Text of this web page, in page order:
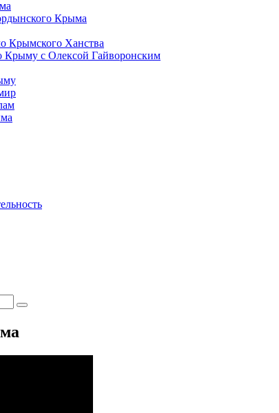
Крыма
Крымского Ханства
Крыму с Олексой Гайворонским